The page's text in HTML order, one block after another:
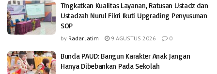
Tingkatkan Kualitas Layanan, Ratusan Ustadz dan
Ustadzah Nurul Fikri Ikuti Upgrading Penyusunan
SOP
by Radar Jatim 9 AGUSTUS 2026 0
Bunda PAUD: Bangun Karakter Anak Jangan
Hanya Dibebankan Pada Sekolah